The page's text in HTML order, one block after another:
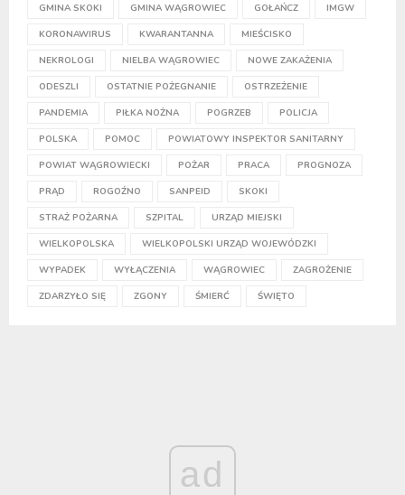
GMINA SKOKI GMINA WĄGROWIEC GOŁAŃCZ IMGW
KORONAWIRUS KWARANTANNA MIEŚCISKO
NEKROLOGI NIELBA WĄGROWIEC NOWE ZAKAŻENIA
ODESZLI OSTATNIE POŻEGNANIE OSTRZEŻENIE
PANDEMIA PIŁKA NOŻNA POGRZEB POLICJA
POLSKA POMOC POWIATOWY INSPEKTOR SANITARNY
POWIAT WĄGROWIECKI POŻAR PRACA PROGNOZA
PRĄD ROGOŹNO SANPEID SKOKI
STRAŻ POŻARNA SZPITAL URZĄD MIEJSKI
WIELKOPOLSKA WIELKOPOLSKI URZĄD WOJEWÓDZKI
WYPADEK WYŁĄCZENIA WĄGROWIEC ZAGROŻENIE
ZDARZYŁO SIĘ ZGONY ŚMIERĆ ŚWIĘTO
ad